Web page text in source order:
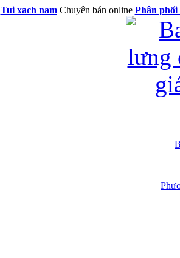
Tui xach namChuyên bán online Phân phối